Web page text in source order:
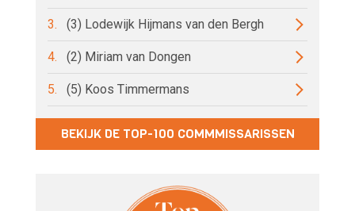
3. (3) Lodewijk Hijmans van den Bergh
4. (2) Miriam van Dongen
5. (5) Koos Timmermans
BEKIJK DE TOP-100 COMMMISSARISSEN